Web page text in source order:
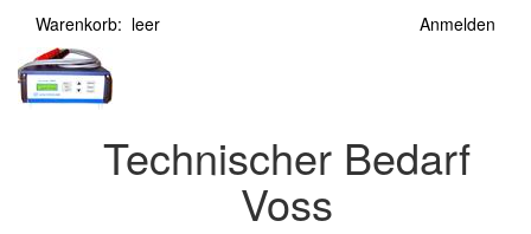
Warenkorb: leer Anmelden
Technischer Bedarf
Voss